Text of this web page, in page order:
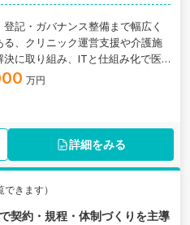
記・ガバナンス整備まで幅広く
、クリニック運営支援や介護施
に取り組み、ITと仕組み化で医
る成長企業の求人です。
万円
詳細をみる
きます）
契約・規程・体制づくりを主導